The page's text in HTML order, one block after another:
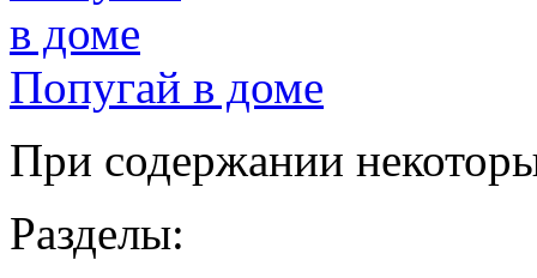
Попугай в доме
При содержании
Разделы: